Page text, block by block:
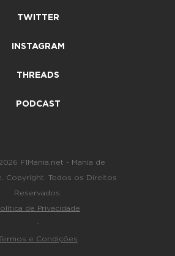
TWITTER
INSTAGRAM
THREADS
PODCAST
F1Mania.net - Mania de
Copyright. Todos os Direitos
Reservados.
de Privacidade
-
e Condições